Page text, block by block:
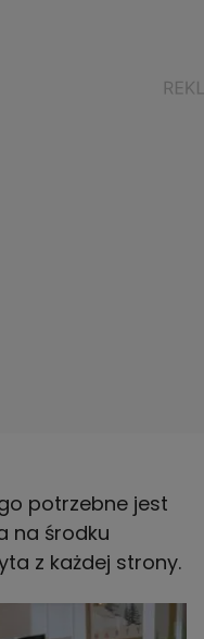
potrzebne jest
na środku
z każdej strony.